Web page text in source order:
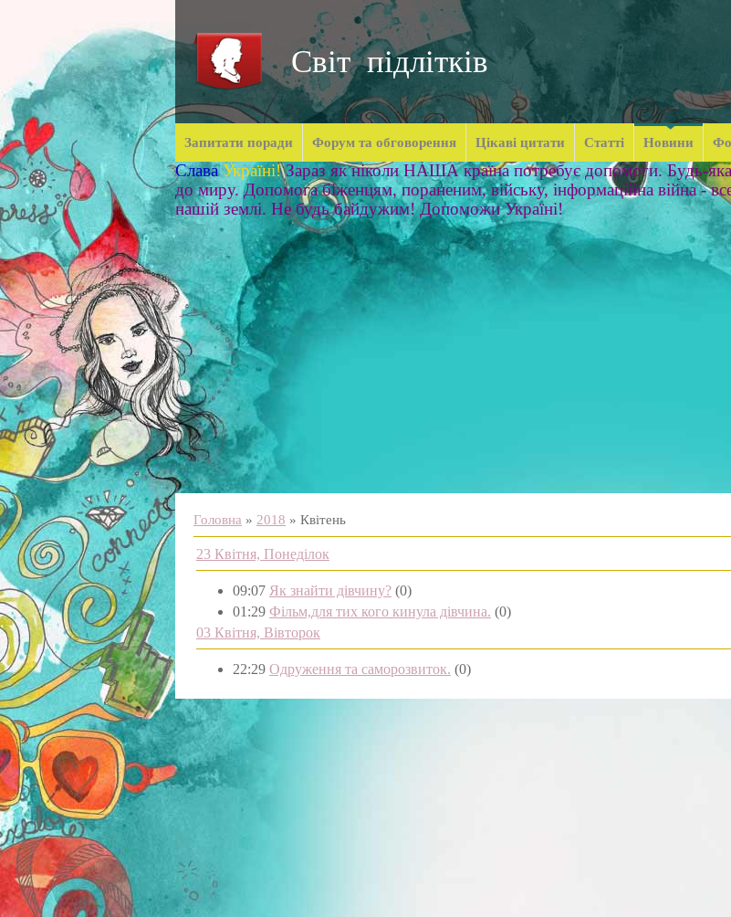
Світ підлітків
Запитати поради Форум та обговорення Цікаві цитати Статті Новини
Слава Україні! Зараз як ніколи НАША країна потребує допомоги. Будь-
до миру. Допомога біженцям, пораненим, війську, інформаційна війна -
нашій землі. Не будь байдужим! Допоможи Україні!
Головна » 2018 » Квітень
23 Квітня, Понеділок
09:07 Як знайти дівчину? (0)
01:29 Фільм,для тих кого кинула дівчина. (0)
03 Квітня, Вівторок
22:29 Одруження та саморозвиток. (0)